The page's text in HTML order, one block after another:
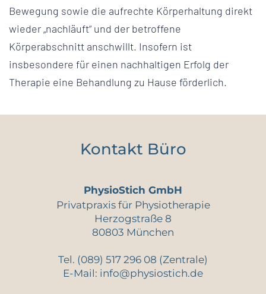
Bewegung sowie die aufrechte Körperhaltung direkt
wieder „nachläuft“ und der betroffene
Körperabschnitt anschwillt. Insofern ist
insbesondere für einen nachhaltigen Erfolg der
Therapie eine Behandlung zu Hause förderlich.
Kontakt Büro
PhysioStich GmbH
Privatpraxis für Physiotherapie
Herzogstraße 8
80803 München
Tel. (089) 517 296 08 (Zentrale)
E-Mail: info@physiostich.de